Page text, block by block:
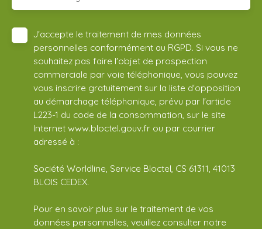
J'accepte le traitement de mes données
personnelles conformément au RGPD. Si vous ne
souhaitez pas faire l'objet de prospection
commerciale par voie téléphonique, vous pouvez
vous inscrire gratuitement sur la liste d'opposition
au démarchage téléphonique, prévu par l'article
L223-1 du code de la consommation, sur le site
Internet www.bloctel.gouv.fr ou par courrier
adressé à :
Société Worldline, Service Bloctel, CS 61311, 41013
BLOIS CEDEX.
Pour en savoir plus sur le traitement de vos
données personnelles, veuillez consulter notre